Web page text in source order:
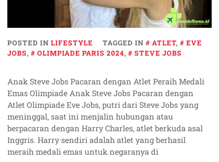
POSTED IN LIFESTYLE TAGGED IN ATLET,
EVE
JOBS, OLIMPIADE PARIS 2024, STEVE JOBS
Anak Steve Jobs Pacaran dengan Atlet Peraih Medali
Emas Olimpiade Anak Steve Jobs Pacaran dengan
Atlet Olimpiade Eve Jobs, putri dari Steve Jobs yang
meninggal, saat ini menjalin hubungan atau
berpacaran dengan Harry Charles, atlet berkuda asal
Inggris. Harry sendiri adalah atlet yang berhasil
meraih medali emas untuk negaranya di